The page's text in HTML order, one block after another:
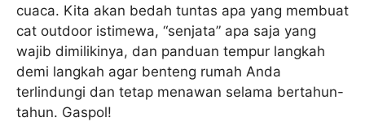
cuaca. Kita akan bedah tuntas apa yang membuat
cat outdoor istimewa, “senjata” apa saja yang
wajib dimilikinya, dan panduan tempur langkah
demi langkah agar benteng rumah Anda
terlindungi dan tetap menawan selama bertahun-
tahun. Gaspol!